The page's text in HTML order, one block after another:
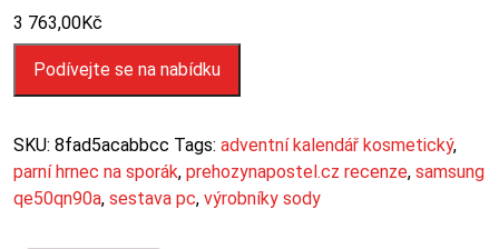
3 763,00Kč
Podívejte se na nabídku
SKU: 8fad5acabbcc Tags: adventní kalendář kosmetický,
parní hrnec na sporák, prehozynapostel.cz recenze, samsung
qe50qn90a, sestava pc, výrobníky sody